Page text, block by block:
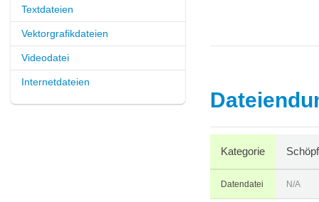
Textdateien
Vektorgrafikdateien
Videodatei
Internetdateien
Kategorie
Datendatei N/A